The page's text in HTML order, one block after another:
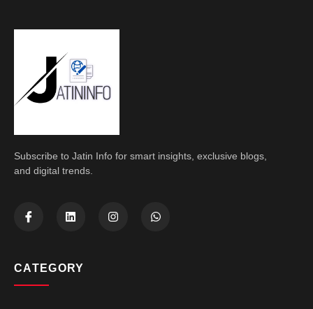
Subscribe to Jatin Info for smart insights, exclusive blogs,
and digital trends.
CATEGORY